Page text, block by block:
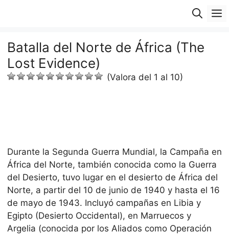
Batalla del Norte de África (The
Lost Evidence)
(Valora del 1 al 10)
Durante la Segunda Guerra Mundial, la Campaña en
África del Norte, también conocida como la Guerra
del Desierto, tuvo lugar en el desierto de África del
Norte, a partir del 10 de junio de 1940 y hasta el 16
de mayo de 1943. Incluyó campañas en Libia y
Egipto (Desierto Occidental), en Marruecos y
Argelia (conocida por los Aliados como Operación